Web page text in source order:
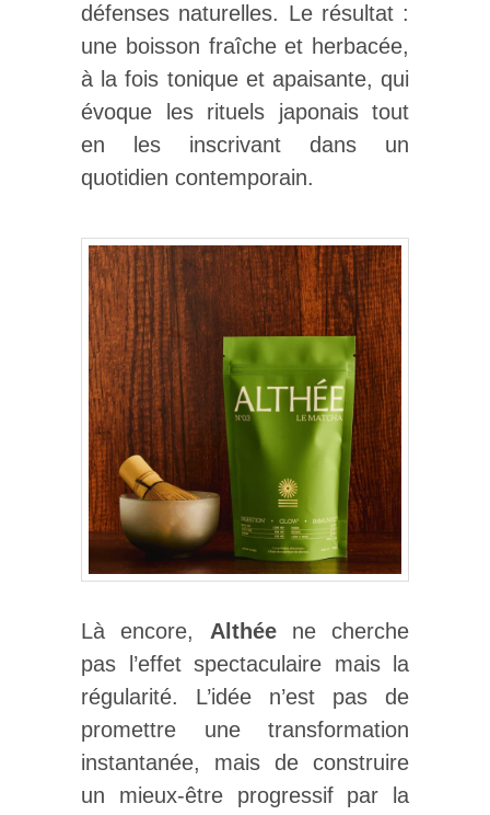
défenses naturelles. Le résultat :
une boisson fraîche et herbacée,
à la fois tonique et apaisante, qui
évoque les rituels japonais tout
en les inscrivant dans un
quotidien contemporain.
Là encore, Althéene cherche
pas l’effet spectaculaire mais la
régularité. L’idée n’est pas de
promettre une transformation
instantanée, mais de construire
un mieux-être progressif par la